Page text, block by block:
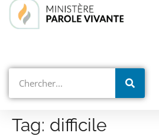
Tag: difficile